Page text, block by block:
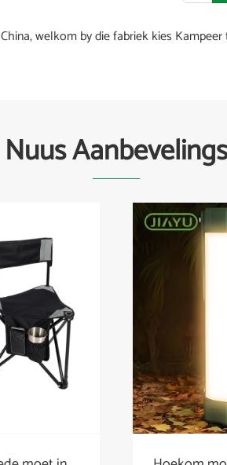
welkom by die fabriek kies
Nuus Aanbevelings